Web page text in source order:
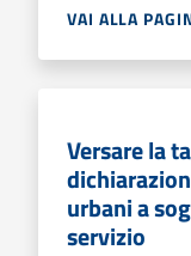
VAI ALLA
Versare la
urbani a
servizio